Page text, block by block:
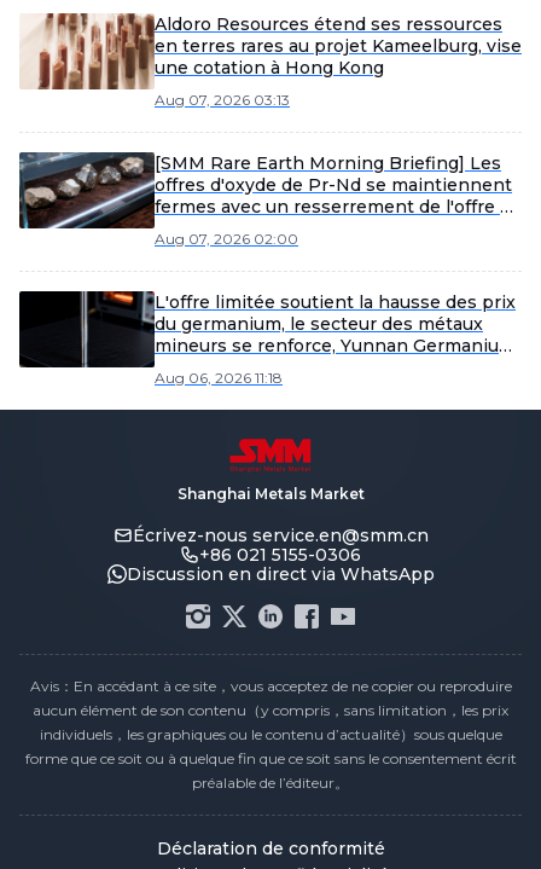
Aldoro Resources étend ses ressources
en terres rares au projet Kameelburg, vise
une cotation à Hong Kong
Aug 07, 2026 03:13
[SMM Rare Earth Morning Briefing] Les
offres d'oxyde de Pr-Nd se maintiennent
fermes avec un resserrement de l'offre à
échanges sont faibles, et les terres rares
moyennes et lourdes reculent
légèrement.
Aug 07, 2026 02:00
L'offre limitée soutient la hausse des prix
du germanium, le secteur des métaux
mineurs se renforce, Yunnan Germanium
gains [SMM Flash]
Aug 06, 2026 11:18
Shanghai Metals Market
Écrivez-nous service.en@smm.cn
+86 021 5155-0306
Discussion en direct via WhatsApp
Avis：En accédant à ce site，vous acceptez de ne copier ou reproduire
aucun élément de son contenu（y compris，sans limitation，les prix
individuels，les graphiques ou le contenu d’actualité）sous quelque
forme que ce soit ou à quelque fin que ce soit sans le consentement écrit
préalable de l’éditeur。
Déclaration de conformité